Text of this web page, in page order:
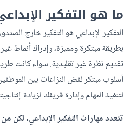
ما هو التفكير
التفكير الإبداعي هو التفكير خارج
بطريقة مبتكرة ومميزة، وإدراك أنماط
تقديم نظرة غير تقليدية. سواء كانت
أسلوب مبتكر لفض النزاعات بين
لتنفيذ المهام وإدارة فريقك لزيادة
تتعدد مهارات التفكير الإبداعي، لكن